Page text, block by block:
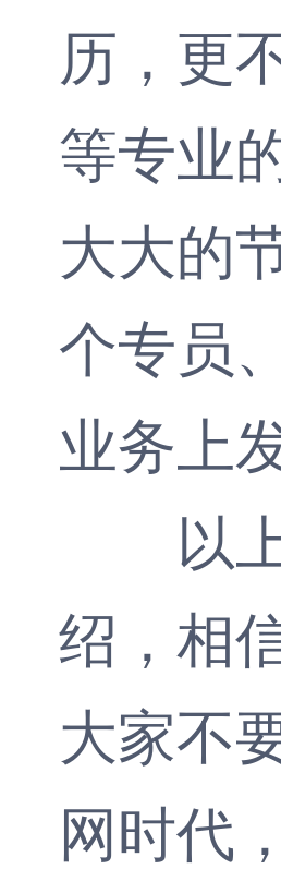
历，更
等专业
大大的
个专员
业务上
以上
绍，相
大家不
网时代